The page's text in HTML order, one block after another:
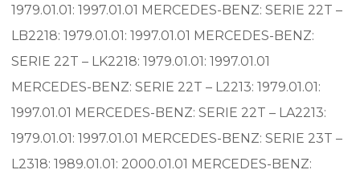
1979.01.01: 1997.01.01 MERCEDES-BENZ: SERIE 22T –
LB2218: 1979.01.01: 1997.01.01 MERCEDES-BENZ:
SERIE 22T – LK2218: 1979.01.01: 1997.01.01
MERCEDES-BENZ: SERIE 22T – L2213: 1979.01.01:
1997.01.01 MERCEDES-BENZ: SERIE 22T – LA2213:
1979.01.01: 1997.01.01 MERCEDES-BENZ: SERIE 23T –
L2318: 1989.01.01: 2000.01.01 MERCEDES-BENZ: